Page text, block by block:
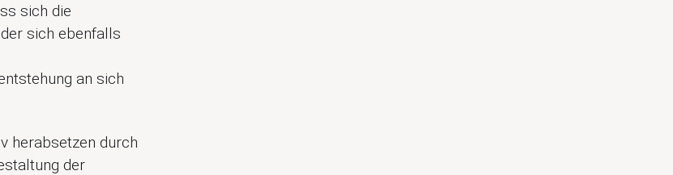
sich die
sich ebenfalls
an sich
herabsetzen durch
der